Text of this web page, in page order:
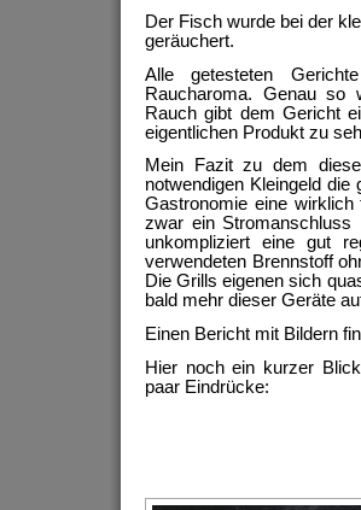
Der Fisch wurde bei der
geräuchert.
Alle getesteten
Raucharoma. Genau
Rauch gibt dem Gericht
eigentlichen Produkt zu
Mein Fazit zu dem
notwendigen Kleingeld
Gastronomie eine
zwar ein Stromanschluss
unkompliziert eine gut
verwendeten Brennstoff
Die Grills eigenen sich
bald mehr dieser Geräte
Einen Bericht mit Bildern
Hier noch ein kurzer
paar Eindrücke: